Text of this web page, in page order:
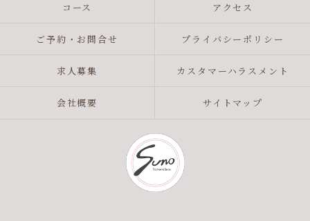
コース アクセス
ご予約・お問合せ プライバシーポリシー
求人募集 カスタマーハラスメント
会社概要 サイトマップ